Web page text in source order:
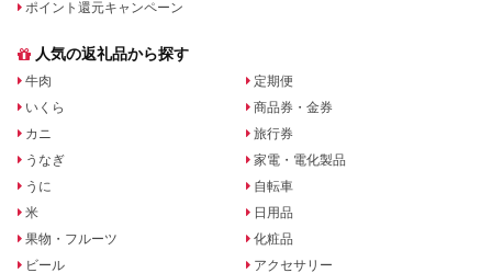
ポイント還元キャンペーン
人気の返礼品から探す
牛肉
いくら
カニ
うなぎ
うに
米
果物・フルーツ
ビール
定期便
商品券・金券
旅行券
家電・電化製品
自転車
日用品
化粧品
アクセサリー